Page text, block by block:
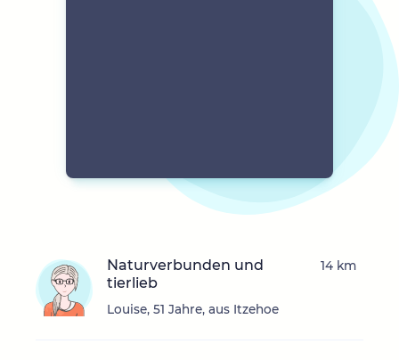
Naturverbunden und
tierlieb
Louise, 51 Jahre, aus Itzehoe
14 km